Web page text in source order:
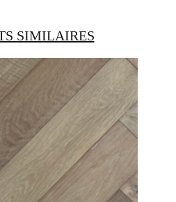
SIMILAIRES